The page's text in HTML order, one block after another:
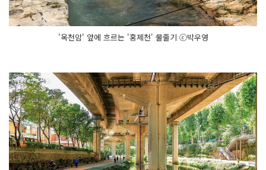
'옥천암' 앞에 흐르는 '홍제천' 물줄기 ⓒ박우영